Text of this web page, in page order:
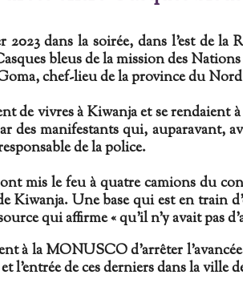
​2023dans la soirée, dans l'est de
bleus de la mission des
Goma, chef-lieu de la province du
de vivres à Kiwanja et se
des manifestants qui, auparavant,
de la police.
mis le feu à quatre camions du
Kiwanja. Une base qui est en train
qui affirme « qu’il n’y avait pas
à la MONUSCO d'arrêter
l'entrée de ces derniers dans la ville